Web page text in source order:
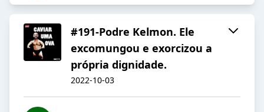
#191-Podre Kelmon. Ele
excomungou e exorcizou a
própria dignidade.
2022-10-03